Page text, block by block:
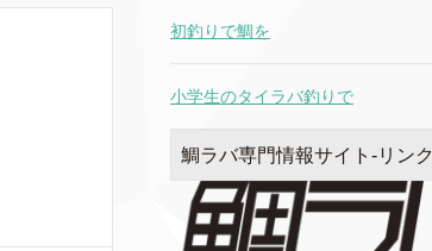
初釣りで鯛を
小学生のタイラバ釣りで
鯛ラバ専門情報サイト-リンク